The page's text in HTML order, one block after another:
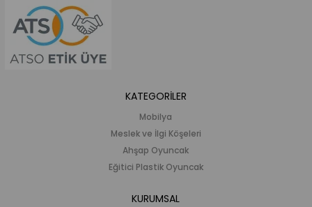
KATEGORİLER
Mobilya
Meslek ve İlgi Köşeleri
Ahşap Oyuncak
Eğitici Plastik Oyuncak
KURUMSAL